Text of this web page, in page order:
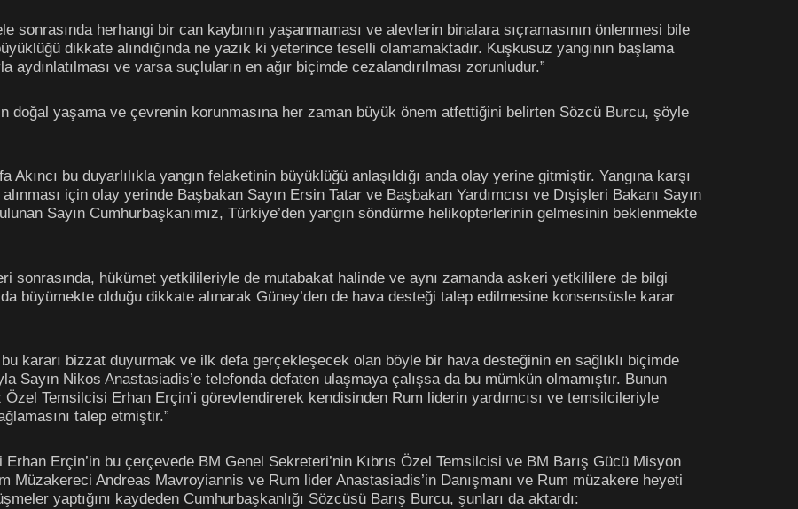
sonrasında herhangi bir can kaybının yaşanmaması ve alevlerin binalara sıçramasının önlenmesi bile
dikkate alındığında ne yazık ki yeterince teselli olamamaktadır. Kuşkusuz yangının başlama
ve varsa suçluların en ağır biçimde cezalandırılması zorunludur.”
doğal yaşama ve çevrenin korunmasına her zaman büyük önem atfettiğini belirten Sözcü Burcu, şöyle
Akıncı bu duyarlılıkla yangın felaketinin büyüklüğü anlaşıldığı anda olay yerine gitmiştir. Yangına karşı
için olay yerinde Başbakan Sayın Ersin Tatar ve Başbakan Yardımcısı ve Dışişleri Bakanı Sayın
Sayın Cumhurbaşkanımız, Türkiye’den yangın söndürme helikopterlerinin gelmesinin beklenmekte
sonrasında, hükümet yetkilileriyle de mutabakat halinde ve aynı zamanda askeri yetkililere de bilgi
büyümekte olduğu dikkate alınarak Güney’den de hava desteği talep edilmesine konsensüsle karar
bu kararı bizzat duyurmak ve ilk defa gerçekleşecek olan böyle bir hava desteğinin en sağlıklı biçimde
Sayın Nikos Anastasiadis’e telefonda defaten ulaşmaya çalışsa da bu mümkün olmamıştır. Bunun
Özel Temsilcisi Erhan Erçin’i görevlendirerek kendisinden Rum liderin yardımcısı ve temsilcileriyle
talep etmiştir.”
Erhan Erçin’in bu çerçevede BM Genel Sekreteri’nin Kıbrıs Özel Temsilcisi ve BM Barış Gücü Misyon
Müzakereci Andreas Mavroyiannis ve Rum lider Anastasiadis’in Danışmanı ve Rum müzakere heyeti
yaptığını kaydeden Cumhurbaşkanlığı Sözcüsü Barış Burcu, şunları da aktardı: